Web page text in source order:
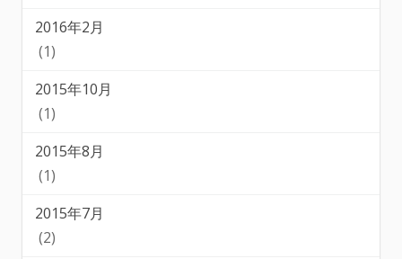
2016年2月
(1)
2015年10月
(1)
2015年8月
(1)
2015年7月
(2)